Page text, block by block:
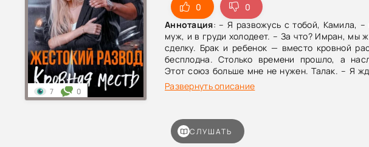
0
0
Аннотация: – Я развожусь с тобой, Камила, –
муж, и в груди холодеет. – За что? Имран, мы
сделку. Брак и ребенок — вместо кровной
бесплодна. Столько времени прошло, а
Этот союз больше мне не нужен. Талак. – Я
вырывается у меня ложь, и муж
Обманешь — прощайся с близкими. Я
моего брата.Ради спасения своей семьи я
самого опасного человека на Кавказе. Он
брак, чтобы прекратить вражду между
Развернуть описание
7 0
СЛУШАТЬ